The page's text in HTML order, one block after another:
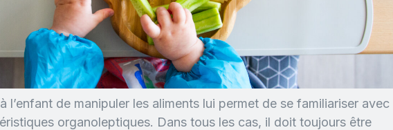
l’enfant de manipuler les aliments lui permet de se familiariser avec
organoleptiques. Dans tous les cas, il doit toujours être